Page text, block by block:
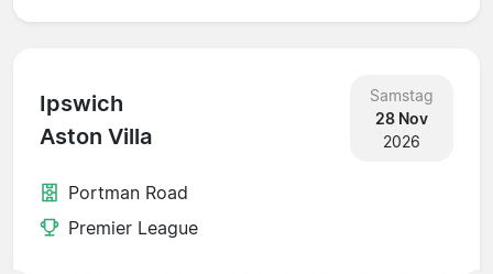
Ipswich
Aston Villa
Samstag
28 Nov
2026
Portman Road
Premier League